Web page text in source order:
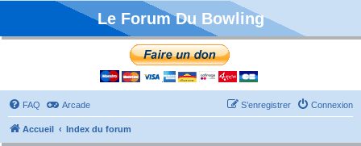
Le Forum Du Bowling
FAQ Arcade Connexion
S’enregistrer
Accueil Index du forum